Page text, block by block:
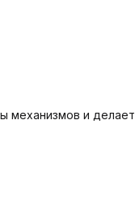
механизмов и делает